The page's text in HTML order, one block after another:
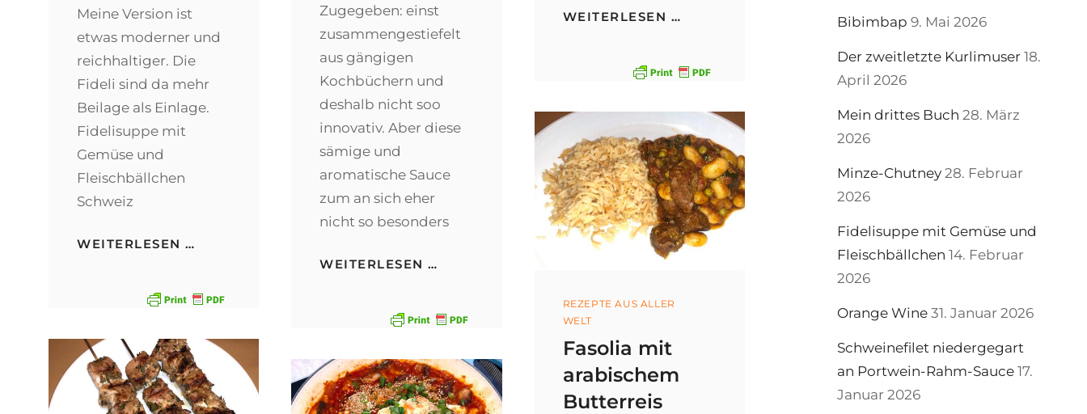
WEITERLESEN …
Meine Version ist
etwas moderner und
reichhaltiger. Die
Fideli sind da mehr
Beilage als Einlage.
Fidelisuppe mit
Gemüse und
Fleischbällchen
Schweiz
WEITERLESEN …
FLEISCHBÄLLCHEN
Zugegeben: einst
zusammengestiefelt
aus gängigen
Kochbüchern und
deshalb nicht soo
innovativ. Aber diese
sämige und
aromatische Sauce
zum an sich eher
nicht so besonders
WEITERLESEN …
RAHM-
Categories
REZEPTE AUS ALLER
WELT
Fasolia mit
arabischem
Butterreis
Bibimbap 9. Mai 2026
Der zweitletzte Kurlimuser 18.
April 2026
Mein drittes Buch 28. März
2026
Minze-Chutney 28. Februar
2026
Fidelisuppe mit Gemüse und
Fleischbällchen 14. Februar
2026
Orange Wine 31. Januar 2026
Schweinefilet niedergegart
an Portwein-Rahm-Sauce 17.
Januar 2026